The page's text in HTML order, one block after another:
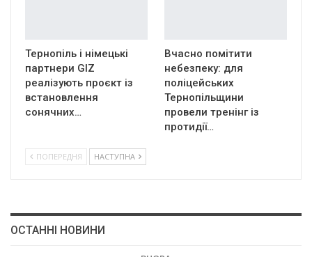
Тернопіль і німецькі
партнери GIZ
реалізують проєкт із
встановлення
сонячних…
Вчасно помітити
небезпеку: для
поліцейських
Тернопільщини
провели тренінг із
протидії…
ПОПЕРЕДНЯ НАСТУПНА
ОСТАННІ НОВИНИ